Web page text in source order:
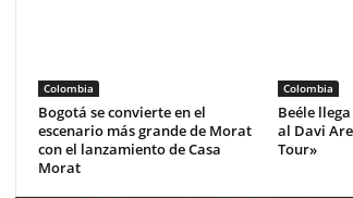
Colombia
Bogotá se convierte en el
escenario más grande de Morat
con el lanzamiento de Casa
Morat
Colombia
Beéle
al Davi
Tour»